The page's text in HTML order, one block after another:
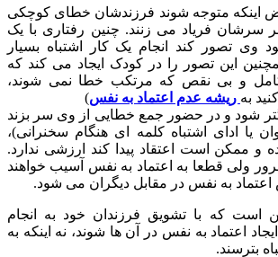
اینکه متوجه شوند فرزندشان خطای کوچکی
فریاد می زنند. چنین رفتاری با یک
تصور کند انجام یک کار اشتباه بسیار
این تصور را در کودک ایجاد می کند که
کامل و بی نقص که مرتکب خطا نمی شوند،
به ریشه عدم اعتماد به نفس)
شود و در حضور جمع خطایی از وی سر بزند
یا ادای اشتباه کلمه ای هنگام سخنرانی)،
ممکن است اعتقاد پیدا کند ارزشی ندارد.
مرور ولی قطعا به اعتماد به نفس آسیب خواهند
اعتماد به نفس در مقابل دیگران می شود.
است که با تشویق فرزندان خود به انجام
اعتماد به نفس در آن ها شوند، نه اینکه به
بترسند.